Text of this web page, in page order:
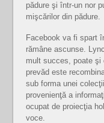
pădure şi într-un nor
mişcărilor din pădure.
Facebook va fi spart
rămâne ascunse.
mult succes, poate şi
prevăd este
sub forma unei
provenienţă a
ocupat de proiecţia
voce.